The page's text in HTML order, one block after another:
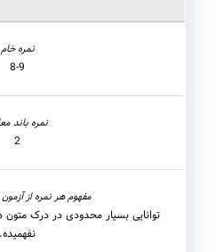
8-9
2
توانایی بسیار محدودی در درک متون
نفهمیده.